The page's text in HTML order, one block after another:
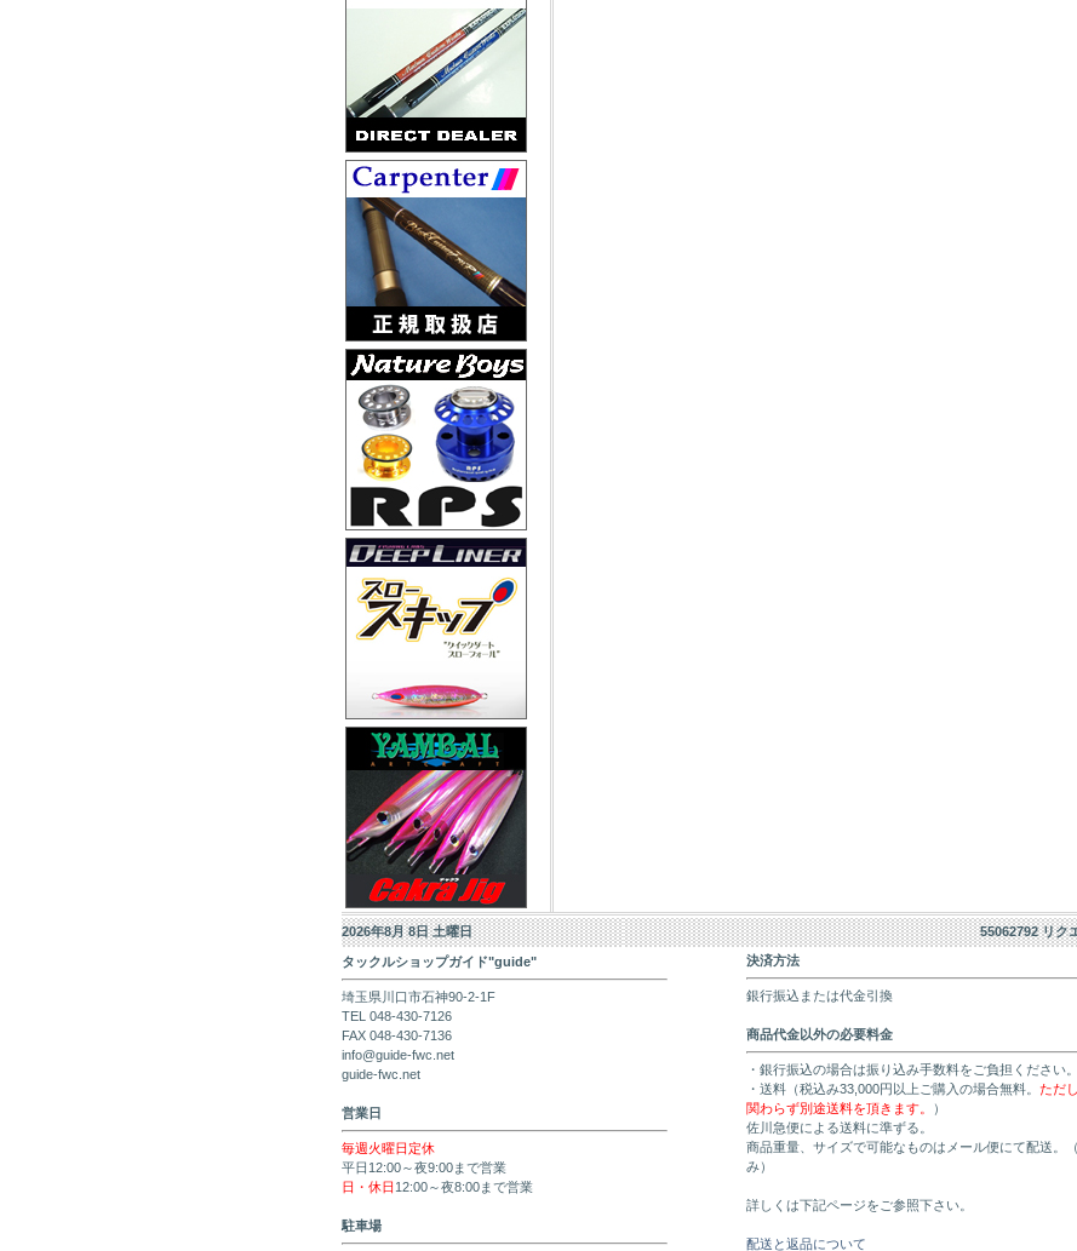
2026年8月 8日 土曜日 55062792 リク
タックルショップガイド"guide"
埼玉県川口市石神90-2-1F
TEL 048-430-7126
FAX 048-430-7136
info@guide-fwc.net
guide-fwc.net
営業日
毎週火曜日定休
平日12:00～夜9:00まで営業
日・休日 12:00～夜8:00まで営業
駐車場
決済方法
銀行振込または代金引換
商品代金以外の必要料金
・銀行振込の場合は振り込み手数料をご負担ください。
・送料（税込み33,000円以上ご購入の場合無料。 ただ
関わらず別途送料を頂きます。
）
佐川急便による送料に準ずる。
商品重量、サイズで可能なものはメール便にて配送。
み）
詳しくは下記ページをご参照下さい。
配送と返品について